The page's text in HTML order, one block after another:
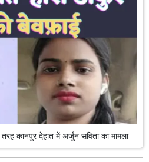
कानपुर देहात में अर्जुन सविता का मामला